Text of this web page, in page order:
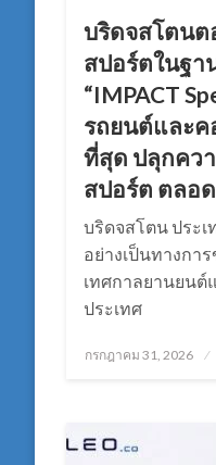
บริดจสโตนต
สปอร์ตในฐา
“IMPACT
รถยนต์และ
ที่สุด ปลุกคว
สปอร์ต ตลอ
บริดจสโตน ประ
อย่างเป็นทางการ
เทศกาลยานยนต์
ประเทศ
Posted
กรกฎาคม 31, 2026